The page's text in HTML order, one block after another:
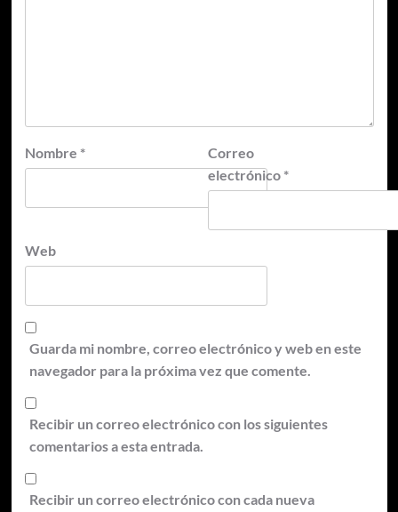
Nombre *
Correo
electrónico *
Web
Guarda mi nombre, correo electrónico y web en este
navegador para la próxima vez que comente.
Recibir un correo electrónico con los siguientes
comentarios a esta entrada.
Recibir un correo electrónico con cada nueva